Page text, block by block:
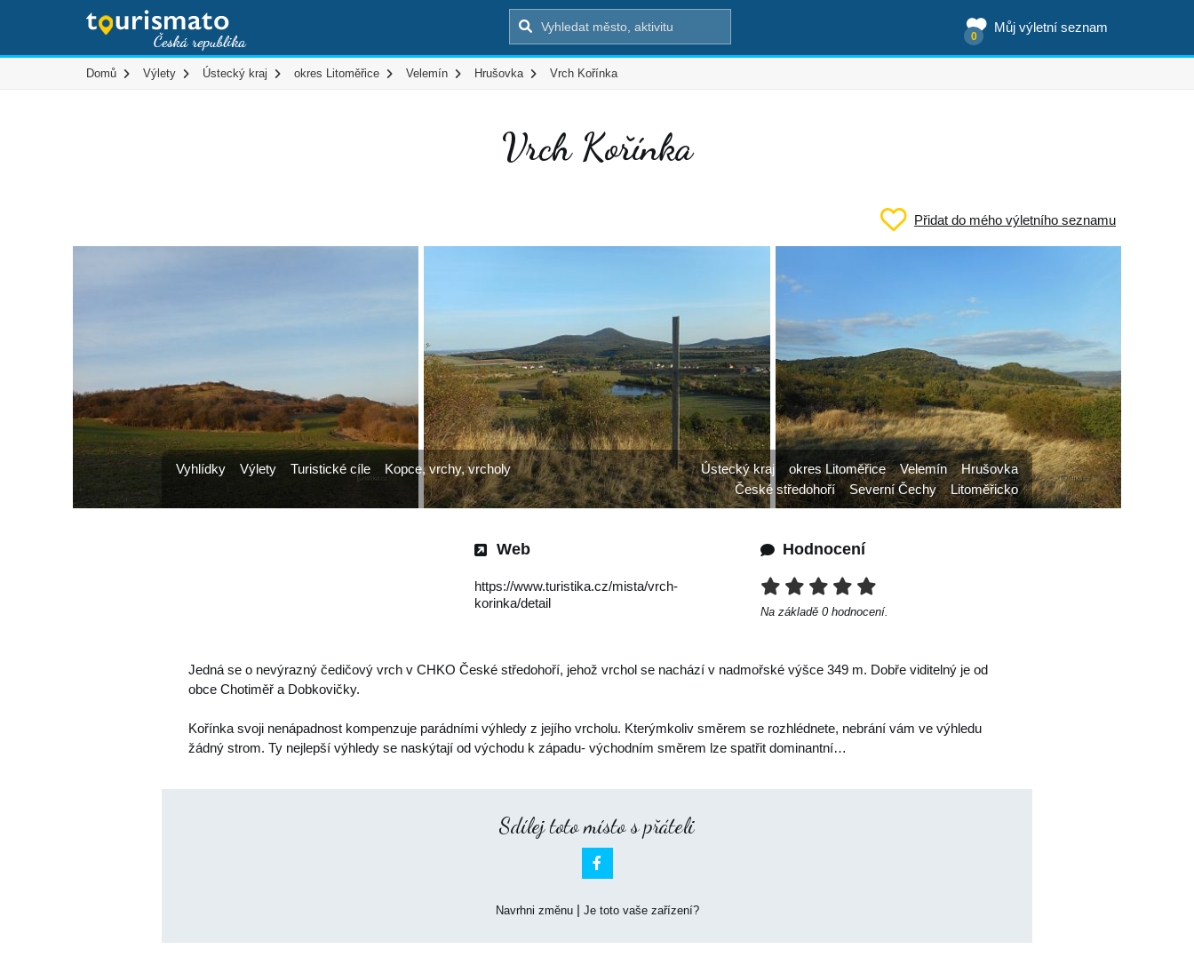
Můj výletní seznam
0
Domů Výlety Ústecký kraj okres Litoměřice Velemín Hrušovka Vrch Kořínka
Vrch Kořínka
Přidat do mého výletního seznamu
Web
https://www.turistika.cz/mista/vrch-
korinka/detail
Hodnocení
Na základě 0 hodnocení.
Jedná se o nevýrazný čedičový vrch v CHKO České středohoří, jehož vrchol se nachází v nadmořské výšce 349 m. Dobře viditelný je od
obce Chotiměř a Dobkovičky.
Kořínka svoji nenápadnost kompenzuje parádními výhledy z jejího vrcholu. Kterýmkoliv směrem se rozhlédnete, nebrání vám ve výhledu
žádný strom. Ty nejlepší výhledy se naskýtají od východu k západu- východním směrem lze spatřit dominantní…
Vyhlídky Výlety Turistické cíle Kopce, vrchy, vrcholy Ústecký kraj okres Litoměřice Velemín
Hrušovka
České středohoří
Severní Čechy Litoměřicko
Sdílej toto místo s přáteli

Navrhni změnu| Je toto vaše zařízení?